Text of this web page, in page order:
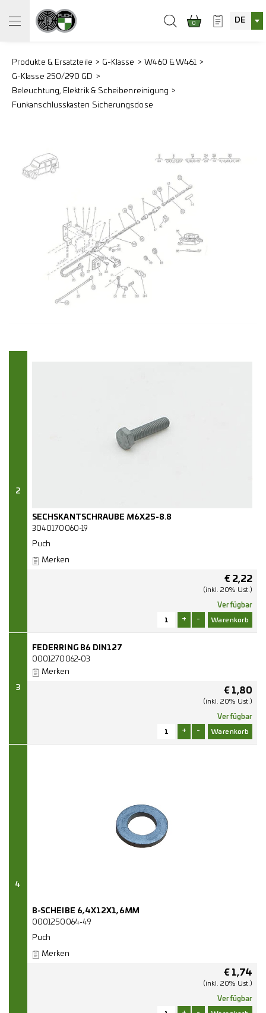
0 DE
Produkte & Ersatzteile G-Klasse
W460 & W461
G-Klasse 250/290 GD
Beleuchtung, Elektrik & Scheibenreinigung
Funkanschlusskasten Sicherungsdose
2
SECHSKANTSCHRAUBE M6X25-8.8
3040170060-19
Puch
Merken
€ 2,22
(inkl. 20% Ust.)
Verfügbar
+ -
3
FEDERRING B6 DIN127
0001270062-03
Merken
€ 1,80
(inkl. 20% Ust.)
Verfügbar
+ -
4
B-SCHEIBE 6,4X12X1,6MM
0001250064-49
Puch
Merken
€ 1,74
(inkl. 20% Ust.)
Verfügbar